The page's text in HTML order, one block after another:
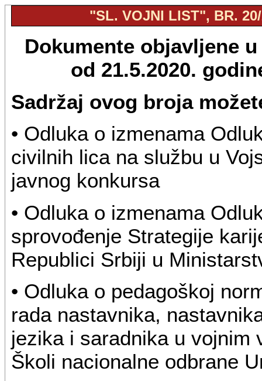
"SL. VOJNI LIST", BR.
Dokumente objavljene
od 21.5.2020.
Sadržaj ovog broja
• Odluka o izmenama
civilnih lica na službu u
javnog konkursa
• Odluka o izmenama
sprovođenje Strategije
Republici Srbiji u
• Odluka o pedagoškoj
rada nastavnika,
jezika i saradnika u vojnim
Školi nacionalne odbrane